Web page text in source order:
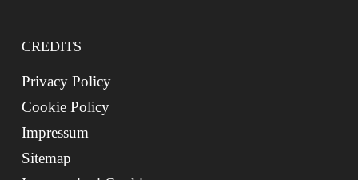
CREDITS
Privacy Policy
Cookie Policy
Impressum
Sitemap